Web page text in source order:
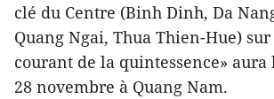
clé du Centre (Binh Dinh, Da
Quang Ngai, Thua Thien-Hue)
courant de la quintessence» aura
28 novembre à Quang Nam.